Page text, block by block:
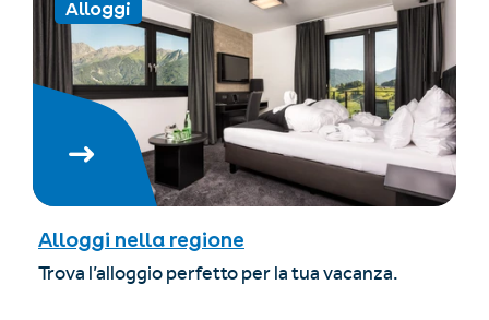
Alloggi
Alloggi nella regione
Trova l’alloggio perfetto per la tua vacanza.